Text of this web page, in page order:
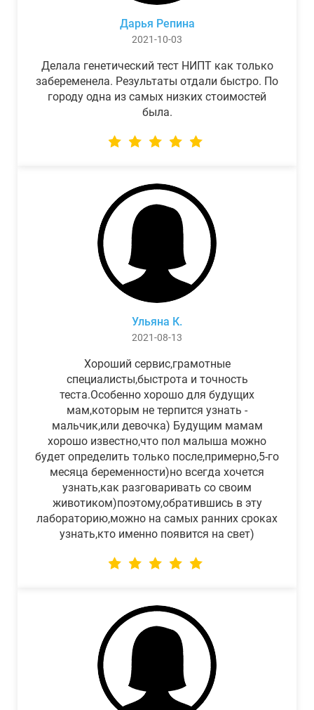
Дарья Репина
2021-10-03
Делала генетический тест НИПТ как только
забеременела. Результаты отдали быстро. По
городу одна из самых низких стоимостей
была.
Ульяна К.
2021-08-13
Хороший сервис,грамотные
специалисты,быстрота и точность
теста.Особенно хорошо для будущих
мам,которым не терпится узнать -
мальчик,или девочка) Будущим мамам
хорошо известно,что пол малыша можно
будет определить только после,примерно,5-го
месяца беременности)но всегда хочется
узнать,как разговаривать со своим
животиком)поэтому,обратившись в эту
лабораторию,можно на самых ранних сроках
узнать,кто именно появится на свет)